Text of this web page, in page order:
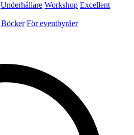
Underhållare Workshop Excellent
Böcker För eventbyråer